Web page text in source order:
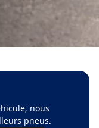
nous
pneus.